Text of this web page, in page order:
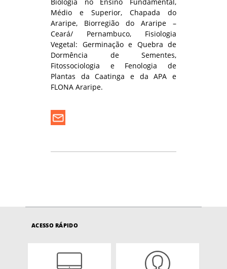
Médio e Superior, Chapada do
Araripe, Biorregião do Araripe –
Ceará/ Pernambuco, Fisiologia
Vegetal: Germinação e Quebra de
Dormência de Sementes,
Fitossociologia e Fenologia de
Plantas da Caatinga e da APA e
FLONA Araripe.
ACESSO RÁPIDO